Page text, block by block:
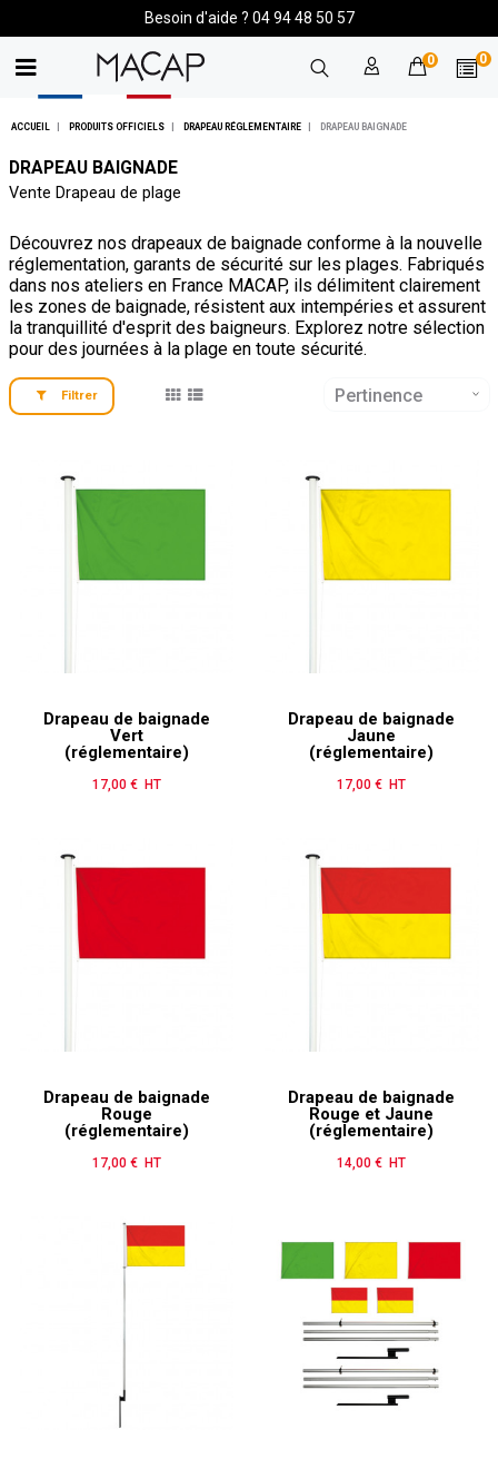
Besoin d'aide ? 04 94 48 50 57
0 0
ACCUEIL PRODUITS OFFICIELS DRAPEAU RÉGLEMENTAIRE DRAPEAU BAIGNADE
DRAPEAU BAIGNADE
Vente Drapeau de plage
Découvrez nos drapeaux de baignade conforme à la nouvelle
réglementation, garants de sécurité sur les plages. Fabriqués
dans nos ateliers en France MACAP, ils délimitent clairement
les zones de baignade, résistent aux intempéries et assurent
la tranquillité d'esprit des baigneurs. Explorez notre sélection
pour des journées à la plage en toute sécurité.
Filtrer Pertinence
Drapeau de baignade
Vert
(réglementaire)
Prix
17,00 € HT
Drapeau de baignade
Jaune
(réglementaire)
Prix
17,00 € HT
Drapeau de baignade
Rouge
(réglementaire)
Prix
17,00 € HT
Drapeau de baignade
Rouge et Jaune
(réglementaire)
Prix
14,00 € HT